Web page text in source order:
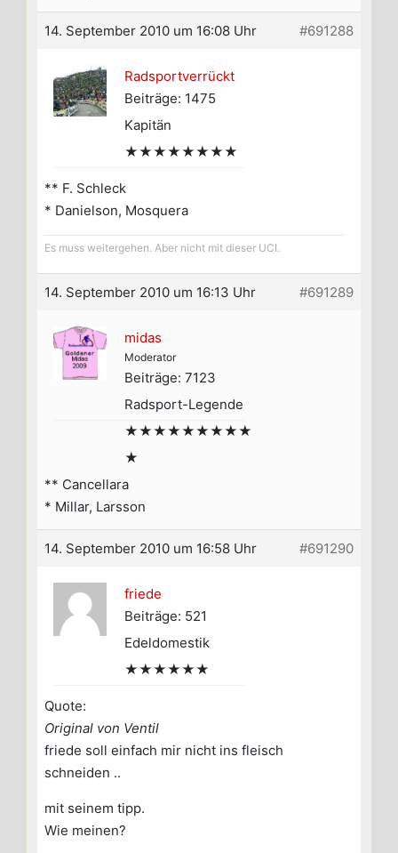
14. September 2010 um 16:08 Uhr #691288
Radsportverrückt
Beiträge: 1475
Kapitän
★★★★★★★★
** F. Schleck
* Danielson, Mosquera
Es muss weitergehen. Aber nicht mit dieser UCI.
14. September 2010 um 16:13 Uhr #691289
midas
Moderator
Beiträge: 7123
Radsport-Legende
★★★★★★★★★
★
** Cancellara
* Millar, Larsson
14. September 2010 um 16:58 Uhr #691290
friede
Beiträge: 521
Edeldomestik
★★★★★★
Quote:
Original von Ventil
friede soll einfach mir nicht ins fleisch
schneiden ..
mit seinem tipp.
Wie meinen?